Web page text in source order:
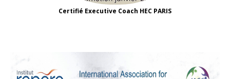
Certifié Executive Coach HEC PARIS